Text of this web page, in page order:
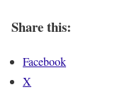
Share this:
Facebook
X